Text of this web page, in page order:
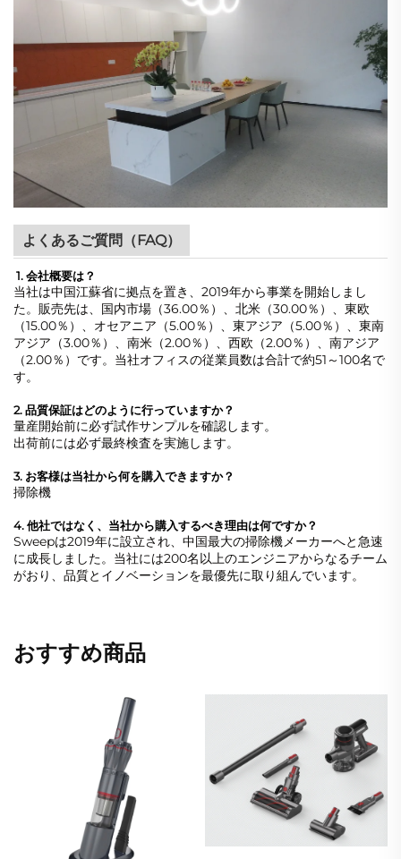
よくあるご質問（FAQ）
1. 会社概要は？
当社は中国江蘇省に拠点を置き、2019年から事業を開始しまし
た。販売先は、国内市場（36.00％）、北米（30.00％）、東欧
（15.00％）、オセアニア（5.00％）、東アジア（5.00％）、東南
アジア（3.00％）、南米（2.00％）、西欧（2.00％）、南アジア
（2.00％）です。当社オフィスの従業員数は合計で約51～100名で
す。
2. 品質保証はどのように行っていますか？
量産開始前に必ず試作サンプルを確認します。
出荷前には必ず最終検査を実施します。
3. お客様は当社から何を購入できますか？
掃除機
4. 他社ではなく、当社から購入するべき理由は何ですか？
Sweepは2019年に設立され、中国最大の掃除機メーカーへと急速
に成長しました。当社には200名以上のエンジニアからなるチーム
がおり、品質とイノベーションを最優先に取り組んでいます。
おすすめ商品